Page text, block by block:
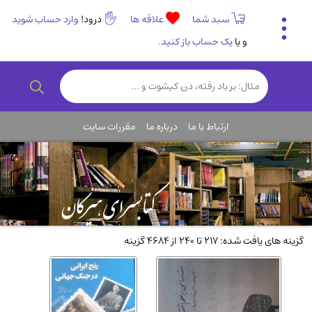
سبد شما علاقه ها درود! وارد حساب شوید
و یایک حساب باز کنید.
تاریخی و فرهنگی
(838)
رمان و داستان ایرانی(307)
روانشناسی(357)
انگلیسی و زبان خارجی(14)
کودکان و نوجوانان(76)
کتب نادر و کمیاب(19)
روانشناسی(112)
طب گیاهی و سنتی(45)
(151)
ادبیات و شعر
ارتباط با ما درباره ما مقررات سایت
گزینه های یافت شده: 217 تا 240 از 4684 گزینه